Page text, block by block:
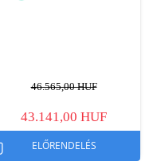
46.565,00 HUF
43.141,00 HUF
ELŐRENDELÉS